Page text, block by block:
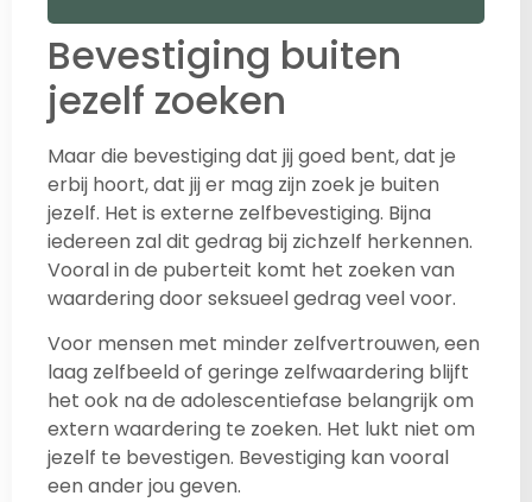
Bevestiging buiten
jezelf zoeken
Maar die bevestiging dat jij goed bent, dat je
erbij hoort, dat jij er mag zijn zoek je buiten
jezelf. Het is externe zelfbevestiging. Bijna
iedereen zal dit gedrag bij zichzelf herkennen.
Vooral in de puberteit komt het zoeken van
waardering door seksueel gedrag veel voor.
Voor mensen met minder zelfvertrouwen, een
laag zelfbeeld of geringe zelfwaardering blijft
het ook na de adolescentiefase belangrijk om
extern waardering te zoeken. Het lukt niet om
jezelf te bevestigen. Bevestiging kan vooral
een ander jou geven.